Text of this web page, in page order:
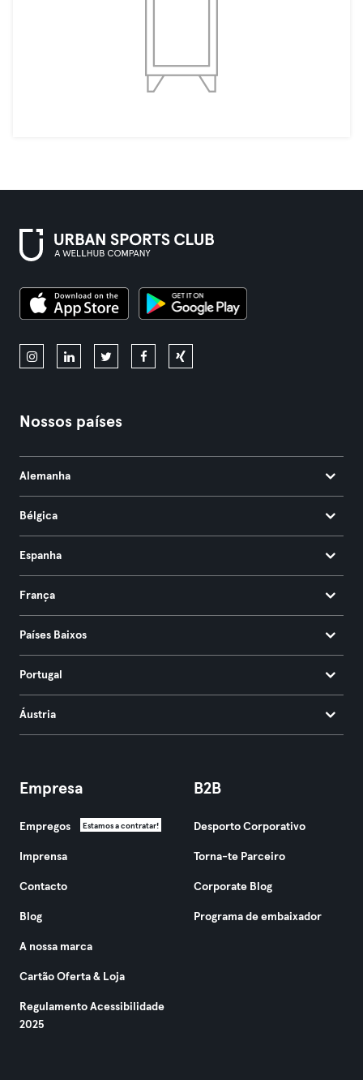
Nossos países
Alemanha
Bélgica
Espanha
França
Países Baixos
Portugal
Áustria
Empresa
Empregos Estamos a contratar!
Imprensa
Contacto
Blog
A nossa marca
Cartão Oferta & Loja
Regulamento Acessibilidade
2025
B2B
Desporto Corporativo
Torna-te Parceiro
Corporate Blog
Programa de embaixador